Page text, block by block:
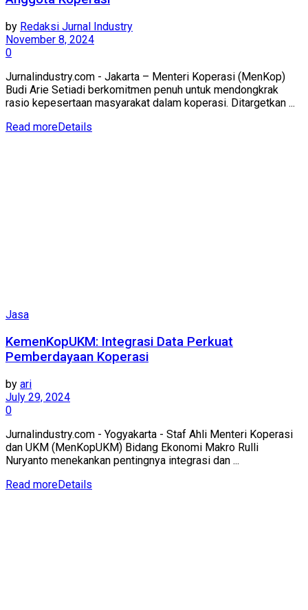
by Redaksi Jurnal Industry
November 8, 2024
0
Jurnalindustry.com - Jakarta – Menteri Koperasi (MenKop)
Budi Arie Setiadi berkomitmen penuh untuk mendongkrak
rasio kepesertaan masyarakat dalam koperasi. Ditargetkan ...
Read moreDetails
Jasa
KemenKopUKM: Integrasi Data Perkuat
Pemberdayaan Koperasi
by ari
July 29, 2024
0
Jurnalindustry.com - Yogyakarta - Staf Ahli Menteri Koperasi
dan UKM (MenKopUKM) Bidang Ekonomi Makro Rulli
Nuryanto menekankan pentingnya integrasi dan ...
Read moreDetails